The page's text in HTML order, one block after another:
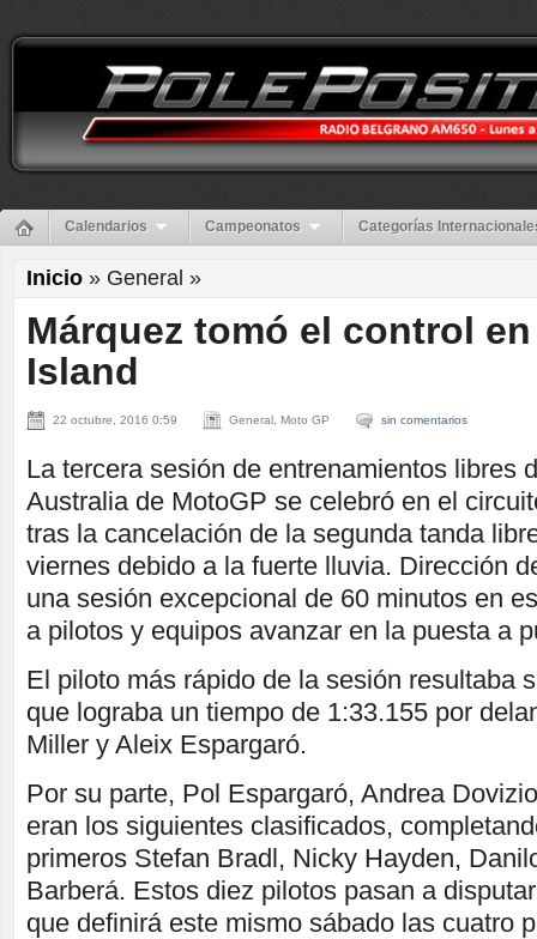
Calendarios Campeonatos Categorías
Inicio » General »
Márquez tomó el control
Island
22 octubre, 2016 0:59 General, Moto GP sin comentarios
La tercera sesión de entrenamientos libres
Australia de MotoGP se celebró en el
tras la cancelación de la segunda tanda
viernes debido a la fuerte lluvia. Dirección
una sesión excepcional de 60 minutos en
a pilotos y equipos avanzar en la puesta a
El piloto más rápido de la sesión resultaba
que lograba un tiempo de 1:33.155 por
Miller y Aleix Espargaró.
Por su parte, Pol Espargaró, Andrea
eran los siguientes clasificados,
primeros Stefan Bradl, Nicky Hayden,
Barberá. Estos diez pilotos pasan a
que definirá este mismo sábado las cuatro